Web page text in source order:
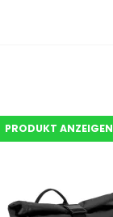
PRODUKT ANZEIGEN